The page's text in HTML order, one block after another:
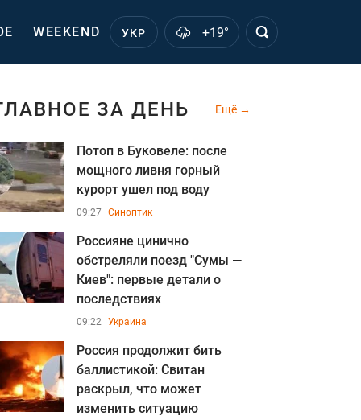
WEEKEND УКР +19°
ЗА ДЕНЬ Ещё
Потоп в Буковеле: после
мощного ливня горный
курорт ушел под воду
09:27 Синоптик
Россияне цинично
обстреляли поезд "Сумы —
Киев": первые детали о
последствиях
09:22 Украина
Россия продолжит бить
баллистикой: Свитан
раскрыл, что может
изменить ситуацию